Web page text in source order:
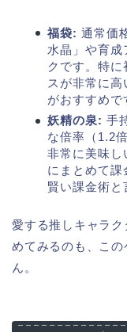
福袋: 通常価
水晶」や育成
クです。特
スが非常に
がおすすめで
妖精の泉: 手
な倍率（1.2
非常に美味し
にまとめて課
賢い課金術と
愛する推しキャラ
めてみるのも、こ
ん。